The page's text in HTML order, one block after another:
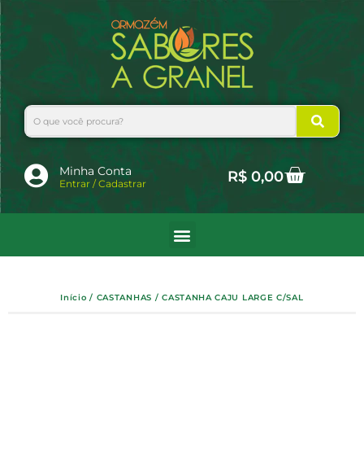
para
o
conteúdo
Search
Minha Conta
Entrar / Cadastrar R$0,00Cart
Início / CASTANHAS / CASTANHA CAJU LARGE C/SAL